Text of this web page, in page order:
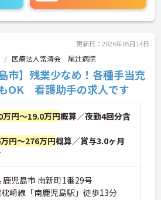
対策ポイントなど、さら
のでお気軽にご相談くだ
更新日：2026年05月14日
医療法人常清会 尾辻病院
市】残業少なめ！各種手当充
OK 看護助手の求人です
万円～19.0万円概算／夜勤4回分含
円～276万円概算／賞与3.0ヶ月
鹿児島市 南新町1番29号
枕崎線「南鹿児島駅」徒歩13分